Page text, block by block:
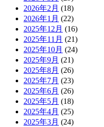
2026年2月 (18)
2026年1月 (22)
2025年12月 (16)
2025年11月 (21)
2025年10月 (24)
2025年9月 (21)
2025年8月 (26)
2025年7月 (23)
2025年6月 (26)
2025年5月 (18)
2025年4月 (25)
2025年3月 (24)